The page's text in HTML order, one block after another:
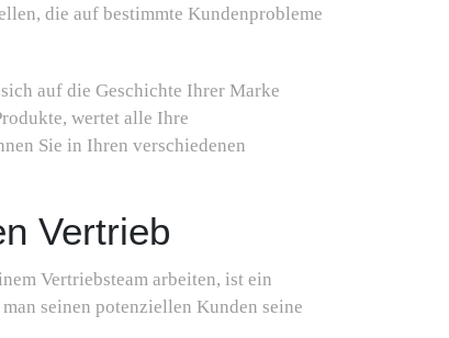
die auf bestimmte Kundenprobleme
auf die Geschichte Ihrer Marke
wertet alle Ihre
Sie in Ihren verschiedenen
Vertrieb
Vertriebsteam arbeiten, ist ein
seinen potenziellen Kunden seine